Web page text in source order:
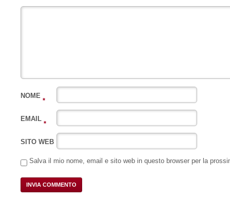
NOME
*
EMAIL
*
SITO WEB
Salva il mio nome, email e sito web in questo browser per la